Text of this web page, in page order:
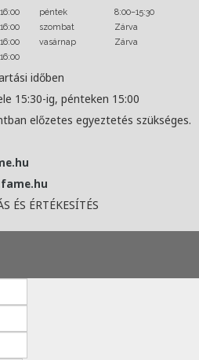
péntek
8:00–15:30
szombat
Zárva
vasárnap
Zárva
időben
15:30-ig, pénteken 15:00
előzetes egyeztetés szükséges.
ÉS ÉRTÉKESÍTÉS